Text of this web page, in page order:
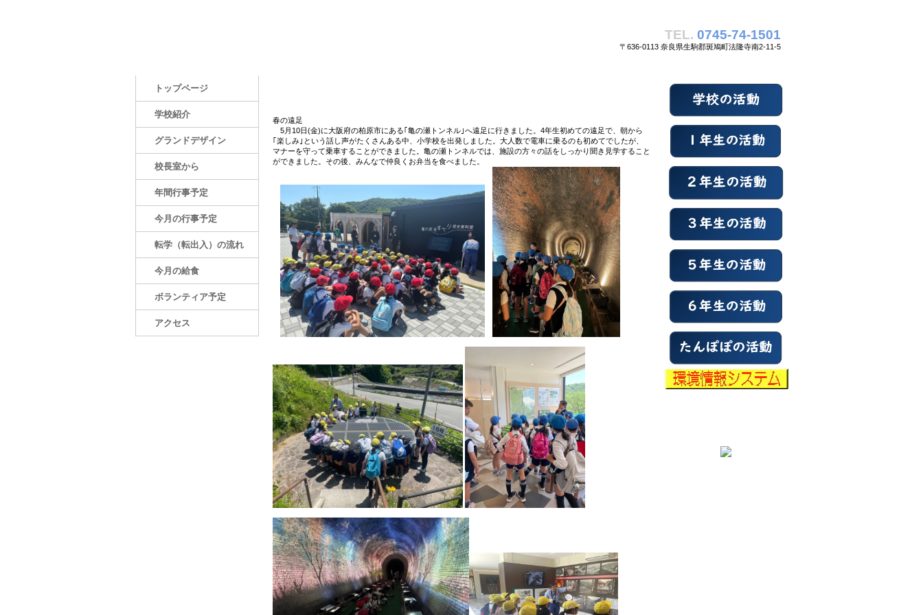
TEL. 0745-74-1501
〒636-0113 奈良県生駒郡斑鳩町法隆寺南2-11-5
春の遠足
5月10日(金)に大阪府の柏原市にある｢亀の瀬トンネル｣へ遠足に行きました。4年生初めての遠足で、朝から
｢楽しみ｣という話し声がたくさんある中、小学校を出発しました。大人数で電車に乗るのも初めてでしたが、
マナーを守って乗車することができました。亀の瀬トンネルでは、施設の方々の話をしっかり聞き見学すること
ができました。その後、みんなで仲良くお弁当を食べました。
トップページ
学校紹介
グランドデザイン
校長室から
年間行事予定
今月の行事予定
転学（転出入）の流れ
転学
今月の給食
動
ボランティア予定
アクセス